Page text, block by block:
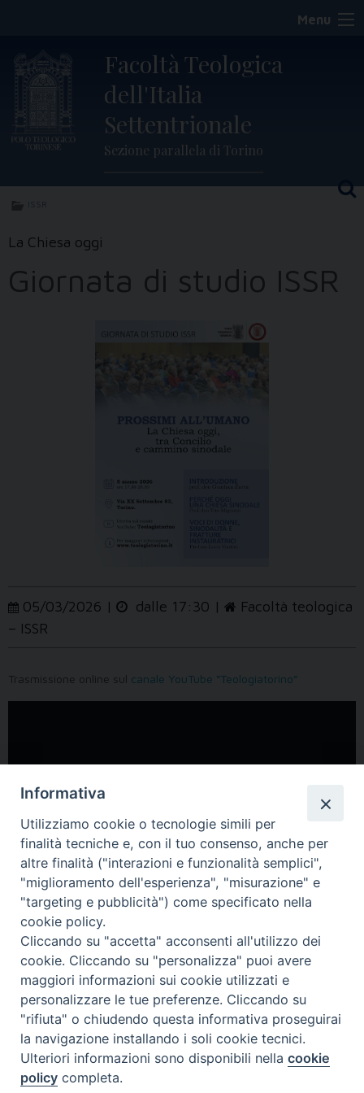
content
Menu
Facoltà Teologica
dell'Italia
Settentrionale
Sezione parallela di Torino
La Chiesa oggi
Giornata di studio ISSR
05/03/2026 | dalle 17:30 |
Facoltà teologica
– ISSR
Trasmissione online sul canale YouTube “Teologiatorino”
FONDAZIONE POLO TEOLOGICO
TORINESE
Informativa
Utilizziamo cookie o tecnologie simili per
finalità tecniche e, con il tuo consenso, anche per
altre finalità ("interazioni e funzionalità semplici",
"miglioramento dell'esperienza", "misurazione" e
"targeting e pubblicità") come specificato nella
cookie policy.
Cliccando su "accetta" acconsenti all'utilizzo dei
cookie. Cliccando su "personalizza" puoi avere
maggiori informazioni sui cookie utilizzati e
personalizzare le tue preferenze. Cliccando su
"rifiuta" o chiudendo questa informativa proseguirai
la navigazione installando i soli cookie tecnici.
Ulteriori informazioni sono disponibili nellacookie
policy completa.